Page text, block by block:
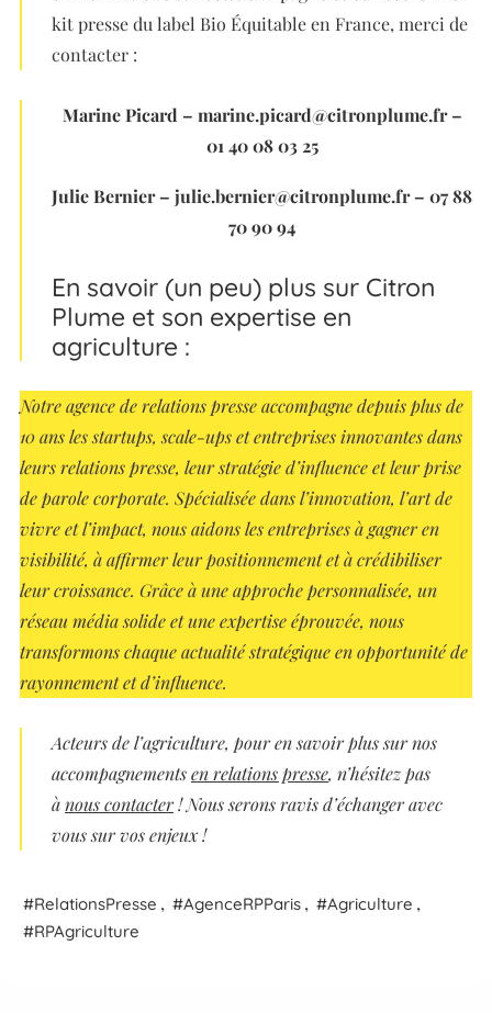
kit presse du label Bio Équitable en France, merci de
contacter :
Marine Picard – marine.picard@citronplume.fr –
01 40 08 03 25
Julie Bernier – julie.bernier@citronplume.fr – 07 88
70 90 94
En savoir (un peu) plus sur Citron
Plume et son expertise en
agriculture :
Notre agence de relations presse accompagne depuis plus de
10 ans les startups, scale-ups et entreprises innovantes dans
leurs relations presse, leur stratégie d’influence et leur prise
de parole corporate. Spécialisée dans l’innovation, l’art de
vivre et l’impact, nous aidons les entreprises à gagner en
visibilité, à affirmer leur positionnement et à crédibiliser
leur croissance. Grâce à une approche personnalisée, un
réseau média solide et une expertise éprouvée, nous
transformons chaque actualité stratégique en opportunité de
rayonnement et d’influence.
Acteursde l’agriculture, pour en savoir plus sur nos
accompagnementsen relations presse, n’hésitez pas
ànous contacter! Nous serons ravis d’échanger avec
vous sur vos enjeux !
RelationsPresse , AgenceRPParis , Agriculture ,
RPAgriculture